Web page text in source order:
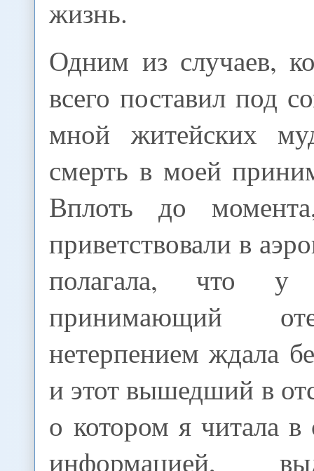
жизнь.
Одним из случаев,
всего поставил под
мной житейских
смерть в моей
Вплоть до
приветствовали в
полагала, что у
принимающий
нетерпением ждала
и этот вышедший в
о котором я читала в
информацией,